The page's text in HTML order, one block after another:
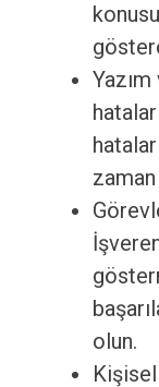
olun.